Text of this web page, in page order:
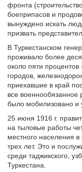
фронта
боеприпасов и
вынуждено искать
призвать
В Туркестанском
проживало более
около пяти
городов,
приехавшие в край
все военнообязанное
было мобилизовано и
25 июня 1916 г.
на тыловые работы
местного населения в
трех лет. Это и
среди таджикского,
Туркестана.